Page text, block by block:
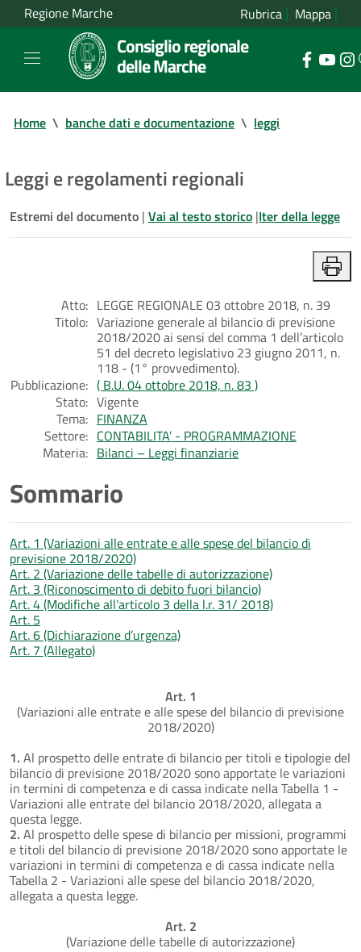
Regione Marche Rubrica Mappa
Consiglio regionale
delle Marche
Home \ banche dati e documentazione \ leggi
Leggi e regolamenti regionali
Estremi del documento | Vai al testo storico |Iter della legge
Atto: LEGGE REGIONALE 03 ottobre 2018, n. 39
Titolo: Variazione generale al bilancio di previsione
2018/2020 ai sensi del comma 1 dell’articolo
51 del decreto legislativo 23 giugno 2011, n.
118 - (1° provvedimento).
Pubblicazione: ( B.U. 04 ottobre 2018, n. 83 )
Stato: Vigente
Tema: FINANZA
Settore: CONTABILITA’ - PROGRAMMAZIONE
Materia: Bilanci – Leggi finanziarie
Sommario
Art. 1 (Variazioni alle entrate e alle spese del bilancio di
previsione 2018/2020)
Art. 2 (Variazione delle tabelle di autorizzazione)
Art. 3 (Riconoscimento di debito fuori bilancio)
Art. 4 (Modifiche all’articolo 3 della l.r. 31/ 2018)
Art. 5
Art. 6 (Dichiarazione d’urgenza)
Art. 7 (Allegato)
Art. 1
(Variazioni alle entrate e alle spese del bilancio di previsione
2018/2020)
1. Al prospetto delle entrate di bilancio per titoli e tipologie del
bilancio di previsione 2018/2020 sono apportate le variazioni
in termini di competenza e di cassa indicate nella Tabella 1 -
Variazioni alle entrate del bilancio 2018/2020, allegata a
questa legge.
2. Al prospetto delle spese di bilancio per missioni, programmi
e titoli del bilancio di previsione 2018/2020 sono apportate le
variazioni in termini di competenza e di cassa indicate nella
Tabella 2 - Variazioni alle spese del bilancio 2018/2020,
allegata a questa legge.
Art. 2
(Variazione delle tabelle di autorizzazione)